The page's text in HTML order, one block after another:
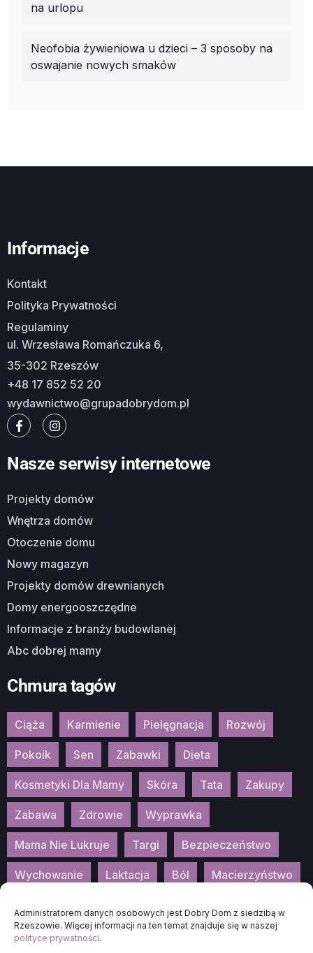
Administratorem danych osobowych jest Dobry Dom z siedzibą w
Rzeszowie. Więcej informacji na ten temat znajduje się w naszej
polityce prywatności.
na urlopu
Neofobia żywieniowa u dzieci – 3 sposoby na
oswajanie nowych smaków
Informacje
Kontakt
Polityka Prywatności
Regulaminy
ul. Wrzesława Romańczuka 6,
35-302 Rzeszów
+48 17 852 52 20
wydawnictwo@grupadobrydom.pl
Nasze serwisy internetowe
Projekty domów
Wnętrza domów
Otoczenie domu
Nowy magazyn
Projekty domów drewnianych
Domy energooszczędne
Informacje z branży budowlanej
Abc dobrej mamy
Chmura tagów
Ciąża Karmienie Pielęgnacja Rozwój
Pokoik Sen Zabawki Dieta
Kosmetyki Dla Mamy Skóra Tata Zakupy
Zabawa Zdrowie Wyprawka
Mama Nie Lukruje Targi Bezpieczeństwo
Wychowanie Laktacja Ból Macierzyństwo